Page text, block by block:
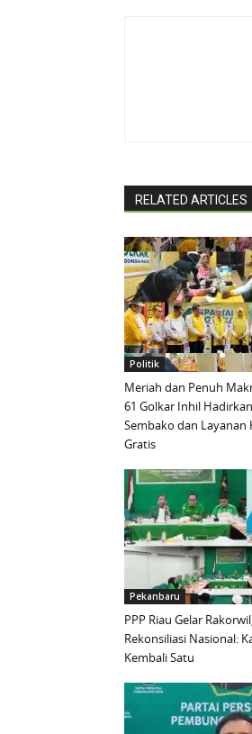
RELATED ARTICLES
Politik
Meriah dan Penuh
61 Golkar Inhil
Sembako dan Layanan
Gratis
Pekanbaru
PPP Riau Gelar
Rekonsiliasi Nasional:
Kembali Satu